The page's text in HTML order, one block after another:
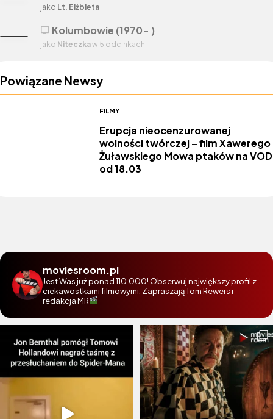
jako Lt. Elżbieta
tv Kolumbowie (1970- )
jako Niteczkaw 5 odcinkach
Powiązane Newsy
FILMY
Erupcja nieocenzurowanej
wolności twórczej – film Xawerego
Żuławskiego Mowa ptaków na VOD
od 18.03
moviesroom.pl
Jest Was już ponad 110.000! Obserwuj największy profil z
ciekawostkami filmowymi. Zapraszają Tom Rewers i
redakcja MR